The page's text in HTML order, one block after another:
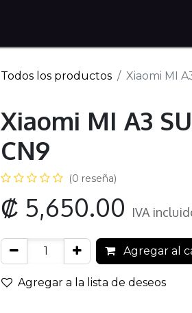
Todos los productos Xiaomi MI
Xiaomi MI A3
CN9
(0 reseña)
₡ 5,650.00 IVA
Agregar al
Agregar a la lista de deseos